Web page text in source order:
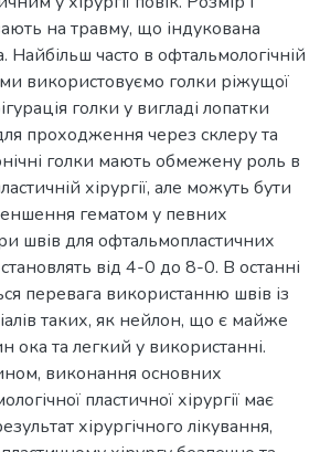
на травму, що індукована
часто в офтальмологічній
ми використовуємо голки ріжущої
голки у вигладі лопатки
проходження через склеру та
голки мають обмежену роль в
хірургії, але можуть бути
гематом у певних
швів для офтальмопластичних
від 4-0 до 8-0. В останні
перевага використанню швів із
таких, як нейлон, що є майже
ока та легкий у використанні.
виконання основних
пластичної хірургії має
хірургічного лікування,